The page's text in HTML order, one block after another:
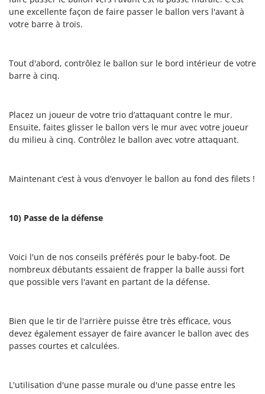
une excellente façon de faire passer le ballon vers l'avant à
votre barre à trois.
Tout d'abord, contrôlez le ballon sur le bord intérieur de votre
barre à cinq.
Placez un joueur de votre trio d’attaquant contre le mur.
Ensuite, faites glisser le ballon vers le mur avec votre joueur
du milieu à cinq. Contrôlez le ballon avec votre attaquant.
Maintenant c’est à vous d’envoyer le ballon au fond des filets !
10) Passe de la défense
Voici l'un de nos conseils préférés pour le baby-foot. De
nombreux débutants essaient de frapper la balle aussi fort
que possible vers l'avant en partant de la défense.
Bien que le tir de l'arrière puisse être très efficace, vous
devez également essayer de faire avancer le ballon avec des
passes courtes et calculées.
L'utilisation d'une passe murale ou d'une passe entre les